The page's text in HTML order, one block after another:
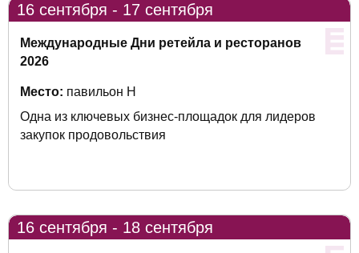
16 сентября - 17 сентября
Международные Дни ретейла и ресторанов
2026
Место: павильон Н
Одна из ключевых бизнес-площадок для лидеров
закупок продовольствия
16 сентября - 18 сентября